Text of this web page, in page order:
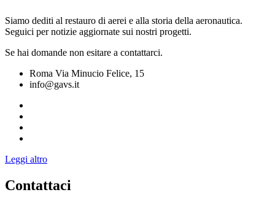
Siamo dediti al restauro di aerei e alla storia della aeronautica.
Seguici per notizie aggiornate sui nostri progetti.
Se hai domande non esitare a contattarci.
Roma Via Minucio Felice, 15
info@gavs.it
Leggi altro
Contattaci